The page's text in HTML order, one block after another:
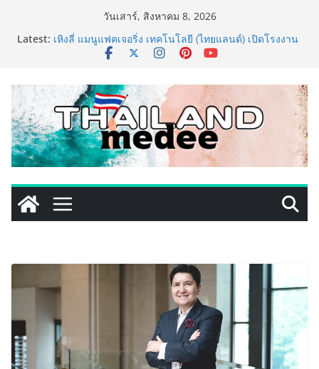
วันเสาร์, สิงหาคม 8, 2026
Latest: เหิงลี่ แมนูแฟคเจอริ่ง เทคโนโลยี (ไทยแลนด์) เปิดโรงงาน
แห่งใหม่ในชลบุรี เดินหน้าขยายฐานการผลิตสู่เอเชียตะวัน
LORDNINE จัดศึกคนดังสายเกม ไทย ปะทะ ฟิลิปปินส์ ใน
“Rise of the Tenth Lord” เปิดสงครามกิลด์ข้ามประเทศ
ฉลองเซิร์ฟเวอร์ใหม่ เฮเลนา
PIPPER STANDARD® เปิดตัวแชมพูอาบน้ำ และ โฟมอาบ
แห้งสัตว์เลี้ยง ชูนวัตกรรมพลังธรรมชาติ “Zero-Residue”
เลียขนได้ ปลอดภัย ไร้สารตกค้าง
เริ่มแล้ว! อ.ต.ก.แฟร์ 4 ภาค @ภาคกลาง “มนต์เสน่ห์เกษตร
ไทย สู่ใจกลางมหานคร” ชวนชิม ช้อป สินค้าเกษตร
คุณภาพจากทั่วไทย วันนี้ – 8 สิงหาคมนี้ ณ ลานคนเมือง
ททท. ประกาศความสำเร็จ Village to the World Season
5 ผนึก 9 พันธมิตร ขับเคลื่อน ESG Tourism สืบสานพระ